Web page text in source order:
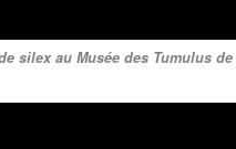
silex au Musée des Tumulus